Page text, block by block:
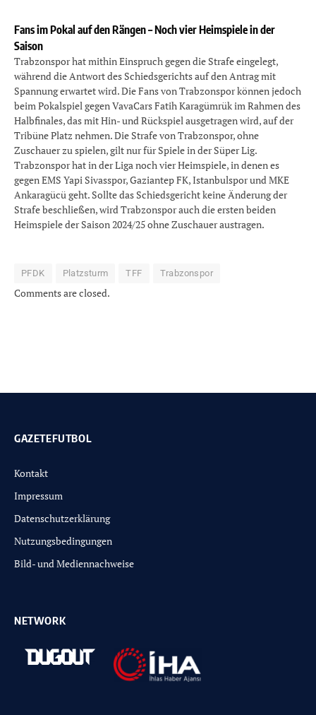
Fans im Pokal auf den Rängen – Noch vier Heimspiele in der
Saison
Trabzonspor hat mithin Einspruch gegen die Strafe eingelegt,
während die Antwort des Schiedsgerichts auf den Antrag mit
Spannung erwartet wird. Die Fans von Trabzonspor können jedoch
beim Pokalspiel gegen VavaCars Fatih Karagümrük im Rahmen des
Halbfinales, das mit Hin- und Rückspiel ausgetragen wird, auf der
Tribüne Platz nehmen. Die Strafe von Trabzonspor, ohne
Zuschauer zu spielen, gilt nur für Spiele in der Süper Lig.
Trabzonspor hat in der Liga noch vier Heimspiele, in denen es
gegen EMS Yapi Sivasspor, Gaziantep FK, Istanbulspor und MKE
Ankaragücü geht. Sollte das Schiedsgericht keine Änderung der
Strafe beschließen, wird Trabzonspor auch die ersten beiden
Heimspiele der Saison 2024/25 ohne Zuschauer austragen.
PFDK Platzsturm TFF Trabzonspor
Comments are closed.
GAZETEFUTBOL
Kontakt
Impressum
Datenschutzerklärung
Nutzungsbedingungen
Bild- und Mediennachweise
NETWORK